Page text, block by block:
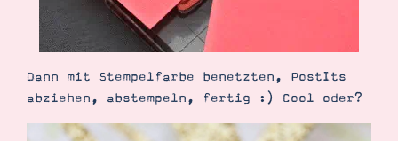
Dann mit Stempelfarbe benetzten, PostIts
abziehen, abstempeln, fertig :) Cool oder?